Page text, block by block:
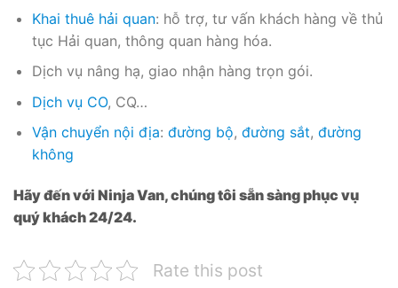
Khai thuê hải quan: hỗ trợ, tư vấn khách hàng về thủ
tục Hải quan, thông quan hàng hóa.
Dịch vụ nâng hạ, giao nhận hàng trọn gói.
Dịch vụ CO, CQ…
Vận chuyển nội địa: đường bộ, đường sắt, đường
không
Hãy đến với Ninja Van, chúng tôi sẵn sàng phục vụ
quý khách 24/24.
Rate this post